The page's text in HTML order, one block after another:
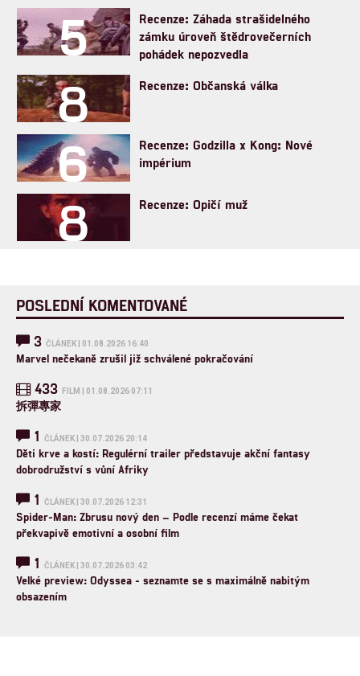
5
Recenze: Záhada strašidelného
zámku úroveň štědrovečerních
pohádek nepozvedla
8 Recenze: Občanská válka
6
Recenze: Godzilla x Kong: Nové
impérium
8 Recenze: Opičí muž
POSLEDNÍ KOMENTOVANÉ
3 ČLÁNEK | 01.08.2026 16:40
Marvel nečekaně zrušil již schválené pokračování
433 FILM | 01.08.2026 07:11
拆彈專家
1 ČLÁNEK | 30.07.2026 20:14
Děti krve a kostí: Regulérní trailer představuje akční fantasy
dobrodružství s vůní Afriky
1 ČLÁNEK | 30.07.2026 12:31
Spider-Man: Zbrusu nový den – Podle recenzí máme čekat
překvapivě emotivní a osobní film
1 ČLÁNEK | 30.07.2026 03:42
Velké preview: Odyssea - seznamte se s maximálně nabitým
obsazením